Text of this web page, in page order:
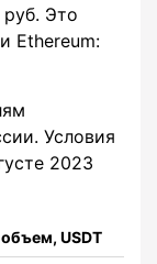
Это
Ethereum:
Условия
2023
USDT